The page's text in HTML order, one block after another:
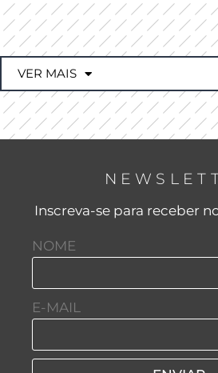
VER MAIS
Inscreva-se para receber
NOME
E-MAIL